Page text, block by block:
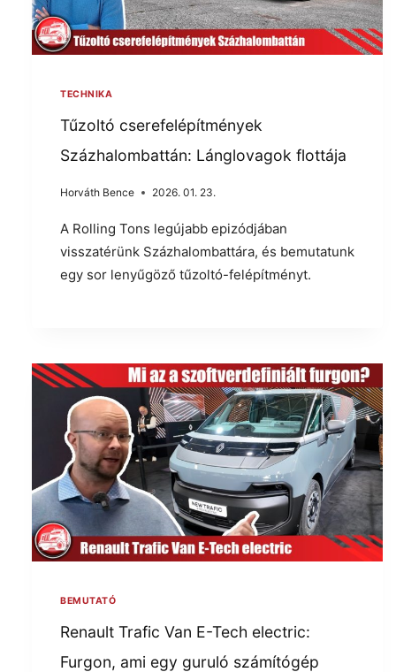
TECHNIKA
Tűzoltó cserefelépítmények
Százhalombattán: Lánglovagok flottája
Horváth Bence 2026. 01. 23.
A Rolling Tons legújabb epizódjában
visszatérünk Százhalombattára, és bemutatunk
egy sor lenyűgöző tűzoltó-felépítményt.
BEMUTATÓ
Renault Trafic Van E-Tech electric:
Furgon, ami egy guruló számítógép